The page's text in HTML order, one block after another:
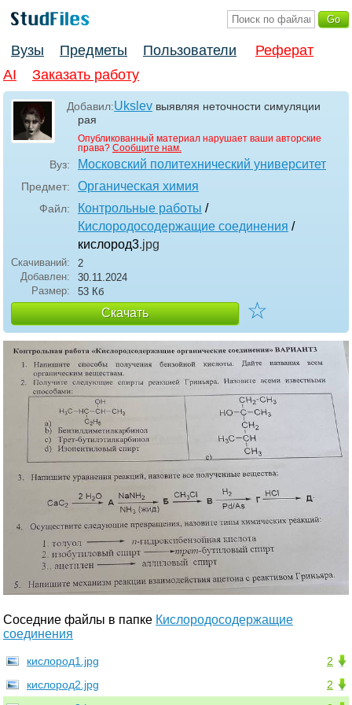
Вузы Предметы Пользователи
Реферат
AI
Заказать работу
Добавил:Ukslev выявляя неточности симуляции
рая
Опубликованный материал нарушает ваши авторские
права? Сообщите нам.
Вуз: Московский политехнический университет
Предмет: Органическая химия
Файл: Контрольные работы /
Кислородосодержащие соединения /
кислород3.jpg
Скачиваний:
2
Добавлен:
30.11.2024
Размер:
53 Кб
Скачать ☆
Соседние файлы в папке Кислородосодержащие
соединения
2
кислород1.jpg
2
кислород2.jpg